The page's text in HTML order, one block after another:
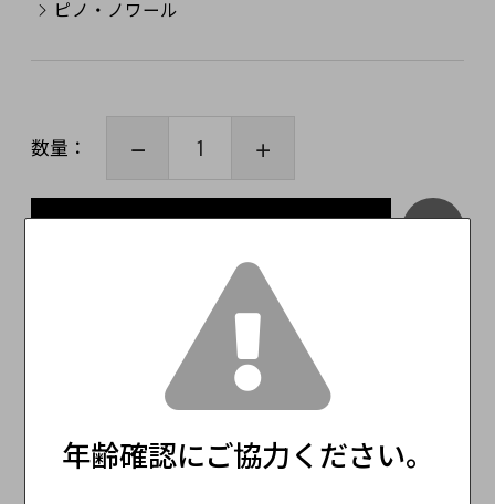
ピノ・ノワール
数量：
この商品をみた人はこんな商品もみています
年齢確認にご協力ください。